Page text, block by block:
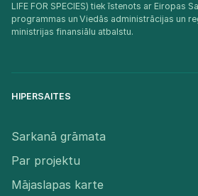
LIFE FOR SPECIES) tiek īstenots ar Eiropas
programmas un Viedās administrācijas un
ministrijas finansiālu atbalstu.​
HIPERSAITES
Sarkanā grāmata
Par projektu
Mājaslapas karte